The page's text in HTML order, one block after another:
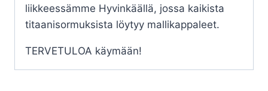
liikkeessämme Hyvinkäällä, jossa kaikista
titaanisormuksista löytyy mallikappaleet.
TERVETULOA käymään!